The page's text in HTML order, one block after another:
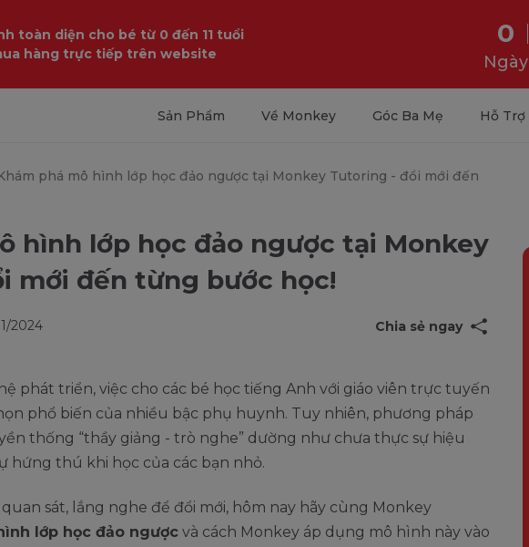
toàn diện cho bé từ 0 đến 11 tuổi
hàng trực tiếp trên website
0
Ngày
Sản Phẩm Về Monkey Góc Ba Mẹ Hỗ Trợ
phá mô hình lớp học đảo ngược tại Monkey Tutoring - đổi mới đến
hình lớp học đảo ngược tại Monkey
mới đến từng bước học!
2024 Chia sẻ ngay
phát triển, việc cho các bé học tiếng Anh với giáo viên trực tuyến
phổ biến của nhiều bậc phụ huynh. Tuy nhiên, phương pháp
thống “thầy giảng - trò nghe” dường như chưa thực sự hiệu
hứng thú khi học của các bạn nhỏ.
sát, lắng nghe để đổi mới, hôm nay hãy cùng Monkey
lớp học đảo ngược và cách Monkey áp dụng mô hình này vào